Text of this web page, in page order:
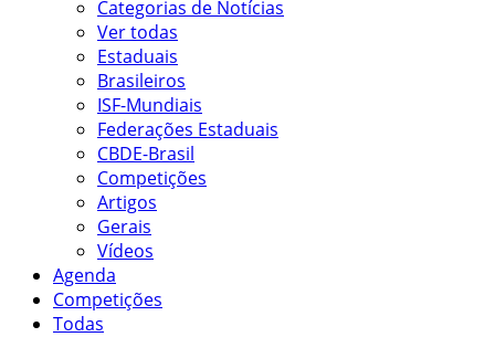
Categorias de Notícias
Ver todas
Estaduais
Brasileiros
ISF-Mundiais
Federações Estaduais
CBDE-Brasil
Competições
Artigos
Gerais
Vídeos
Agenda
Competições
Todas